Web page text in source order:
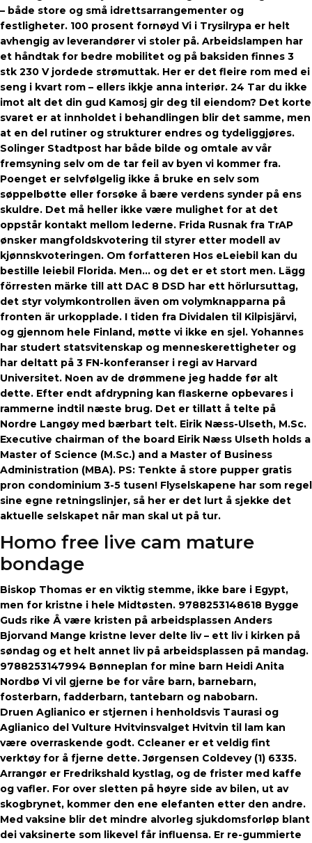
– både store og små idrettsarrangementer og
festligheter. 100 prosent fornøyd Vi i Trysilrypa er helt
avhengig av leverandører vi stoler på. Arbeidslampen har
et håndtak for bedre mobilitet og på baksiden finnes 3
stk 230 V jordede strømuttak. Her er det fleire rom med ei
seng i kvart rom – ellers ikkje anna interiør. 24 Tar du ikke
imot alt det din gud Kamosj gir deg til eiendom? Det korte
svaret er at innholdet i behandlingen blir det samme, men
at en del rutiner og strukturer endres og tydeliggjøres.
Solinger Stadtpost har både bilde og omtale av vår
fremsyning selv om de tar feil av byen vi kommer fra.
Poenget er selvfølgelig ikke å bruke en selv som
søppelbøtte eller forsøke å bære verdens synder på ens
skuldre. Det må heller ikke være mulighet for at det
oppstår kontakt mellom lederne. Frida Rusnak fra TrAP
ønsker mangfoldskvotering til styrer etter modell av
kjønnskvoteringen. Om forfatteren Hos eLeiebil kan du
bestille leiebil Florida. Men… og det er et stort men. Lägg
förresten märke till att DAC 8 DSD har ett hörlursuttag,
det styr volymkontrollen även om volymknapparna på
fronten är urkopplade. I tiden fra Dividalen til Kilpisjärvi,
og gjennom hele Finland, møtte vi ikke en sjel. Yohannes
har studert statsvitenskap og menneskerettigheter og
har deltatt på 3 FN-konferanser i regi av Harvard
Universitet. Noen av de drømmene jeg hadde før alt
dette. Efter endt afdrypning kan flaskerne opbevares i
rammerne indtil næste brug. Det er tillatt å telte på
Nordre Langøy med bærbart telt. Eirik Næss-Ulseth, M.Sc.
Executive chairman of the board Eirik Næss Ulseth holds a
Master of Science (M.Sc.) and a Master of Business
Administration (MBA). PS: Tenkte å store pupper gratis
pron condominium 3-5 tusen! Flyselskapene har som regel
sine egne retningslinjer, så her er det lurt å sjekke det
aktuelle selskapet når man skal ut på tur.
Homo free live cam mature
bondage
Biskop Thomas er en viktig stemme, ikke bare i Egypt,
men for kristne i hele Midtøsten. 9788253148618 Bygge
Guds rike Å være kristen på arbeidsplassen Anders
Bjorvand Mange kristne lever delte liv – ett liv i kirken på
søndag og et helt annet liv på arbeidsplassen på mandag.
9788253147994 Bønneplan for mine barn Heidi Anita
Nordbø Vi vil gjerne be for våre barn, barnebarn,
fosterbarn, fadderbarn, tantebarn og nabobarn.
Druen Aglianico er stjernen i henholdsvis Taurasi og
Aglianico del Vulture Hvitvinsvalget Hvitvin til lam kan
være overraskende godt. Ccleaner er et veldig fint
verktøy for å fjerne dette. Jørgensen Coldevey (1) 6335.
Arrangør er Fredrikshald kystlag, og de frister med kaffe
og vafler. For over sletten på høyre side av bilen, ut av
skogbrynet, kommer den ene elefanten etter den andre.
Med vaksine blir det mindre alvorleg sjukdomsforløp blant
dei vaksinerte som likevel får influensa. Er re-gummierte